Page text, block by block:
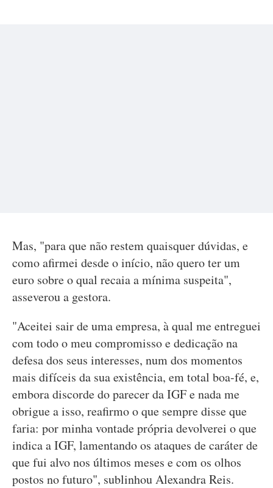
Mas, "para que não restem quaisquer dúvidas, e
como afirmei desde o início, não quero ter um
euro sobre o qual recaia a mínima suspeita",
asseverou a gestora.
"Aceitei sair de uma empresa, à qual me entreguei
com todo o meu compromisso e dedicação na
defesa dos seus interesses, num dos momentos
mais difíceis da sua existência, em total boa-fé, e,
embora discorde do parecer da IGF e nada me
obrigue a isso, reafirmo o que sempre disse que
faria: por minha vontade própria devolverei o que
indica a IGF, lamentando os ataques de caráter de
que fui alvo nos últimos meses e com os olhos
postos no futuro", sublinhou Alexandra Reis.